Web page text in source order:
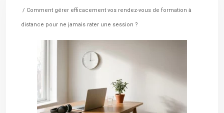
/ Comment gérer efficacement vos rendez-vous de formation à
distance pour ne jamais rater une session ?